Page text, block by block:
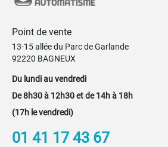
Point de vente
13-15 allée du Parc de Garlande
92220 BAGNEUX
Du lundi au vendredi
De 8h30 à 12h30 et de 14h à 18h
(17h le vendredi)
01 41 17 43 67